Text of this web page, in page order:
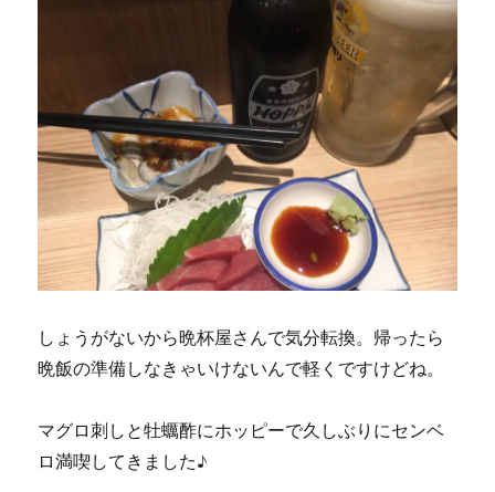
しょうがないから晩杯屋さんで気分転換。帰ったら
晩飯の準備しなきゃいけないんで軽くですけどね。
マグロ刺しと牡蠣酢にホッピーで久しぶりにセンベ
ロ満喫してきました♪